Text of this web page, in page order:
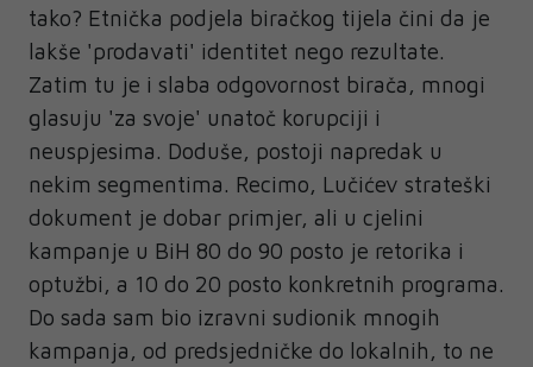
tako? Etnička podjela biračkog tijela čini da je
lakše 'prodavati' identitet nego rezultate.
Zatim tu je i slaba odgovornost birača, mnogi
glasuju 'za svoje' unatoč korupciji i
neuspjesima. Doduše, postoji napredak u
nekim segmentima. Recimo, Lučićev strateški
dokument je dobar primjer, ali u cjelini
kampanje u BiH 80 do 90 posto je retorika i
optužbi, a 10 do 20 posto konkretnih programa.
Do sada sam bio izravni sudionik mnogih
kampanja, od predsjedničke do lokalnih, to ne